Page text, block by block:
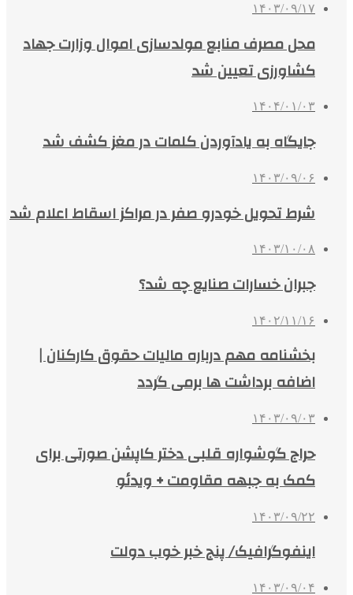
۱۴۰۳/۰۹/۱۷
محل مصرف منابع مولدسازی اموال وزارت جهاد
کشاورزی تعیین شد
۱۴۰۴/۰۱/۰۳
جایگاه به یادآوردن کلمات در مغز کشف شد
۱۴۰۳/۰۹/۰۶
شرط تحویل خودرو صفر در مراکز اسقاط اعلام شد
۱۴۰۳/۱۰/۰۸
جبران خسارات صنایع چه شد؟
۱۴۰۲/۱۱/۱۶
بخشنامه مهم درباره مالیات حقوق کارکنان |
اضافه برداشت ها برمی گردد
۱۴۰۳/۰۹/۰۳
حراج گوشواره قلبی دختر کاپشن صورتی برای
کمک به جبهه مقاومت + ویدئو
۱۴۰۳/۰۹/۲۲
اینفوگرافیک/ پنج خبر خوب دولت
۱۴۰۳/۰۹/۰۴